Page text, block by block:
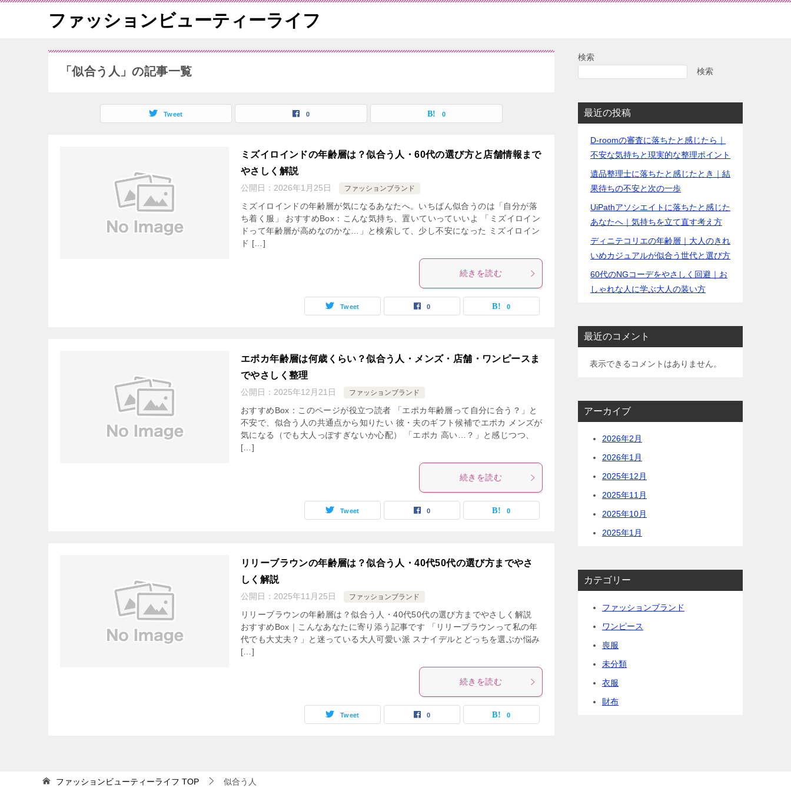
ファッションビューティーライフ
「似合う人」の記事一覧
Tweet 0 0
ミズイロインドの年齢層は？似合う人・60代の選び方と店舗情報まで
やさしく解説
公開日： 2026年1月25日 ファッションブランド
ミズイロインドの年齢層が気になるあなたへ。いちばん似合うのは「自分が落
ち着く服」 おすすめBox：こんな気持ち、置いていっていいよ 「ミズイロイン
ドって年齢層が高めなのかな…」と検索して、少し不安になった ミズイロイン
ド […]
続きを読む
Tweet 0 0
エポカ年齢層は何歳くらい？似合う人・メンズ・店舗・ワンピースま
でやさしく整理
公開日： 2025年12月21日 ファッションブランド
おすすめBox：このページが役立つ読者 「エポカ年齢層って自分に合う？」と
不安で、似合う人の共通点から知りたい 彼・夫のギフト候補でエポカ メンズが
気になる（でも大人っぽすぎないか心配） 「エポカ 高い…？」と感じつつ、
[…]
続きを読む
Tweet 0 0
リリーブラウンの年齢層は？似合う人・40代50代の選び方までやさ
しく解説
公開日： 2025年11月25日 ファッションブランド
リリーブラウンの年齢層は？似合う人・40代50代の選び方までやさしく解説
おすすめBox｜こんなあなたに寄り添う記事です 「リリーブラウンって私の年
代でも大丈夫？」と迷っている大人可愛い派 スナイデルとどっちを選ぶか悩み
[…]
続きを読む
Tweet 0 0
検索
検索
最近の投稿
D-roomの審査に落ちたと感じたら｜
不安な気持ちと現実的な整理ポイント
遺品整理士に落ちたと感じたとき｜結
果待ちの不安と次の一歩
UiPathアソシエイトに落ちたと感じた
あなたへ｜気持ちを立て直す考え方
ディニテコリエの年齢層｜大人のきれ
いめカジュアルが似合う世代と選び方
60代のNGコーデをやさしく回避｜お
しゃれな人に学ぶ大人の装い方
最近のコメント
表示できるコメントはありません。
アーカイブ
2026年2月
2026年1月
2025年12月
2025年11月
2025年10月
2025年1月
カテゴリー
ファッションブランド
ワンピース
喪服
未分類
衣服
財布
ファッションビューティーライフ TOP 似合う人